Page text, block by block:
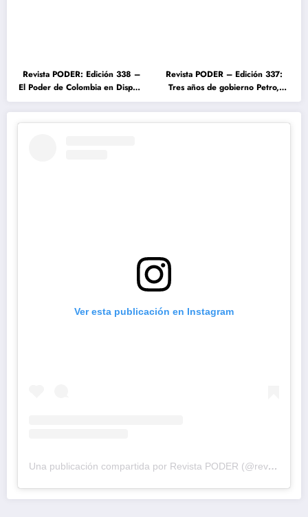
Revista PODER: Edición 338 –
El Poder de Colombia en Disputa
2026
Revista PODER – Edición 337:
Tres años de gobierno Petro,
entre el cambio prometido y el
desencanto ciudadano
Ver esta publicación en Instagram
Una publicación compartida por Revista PODER (@revistapodercol)